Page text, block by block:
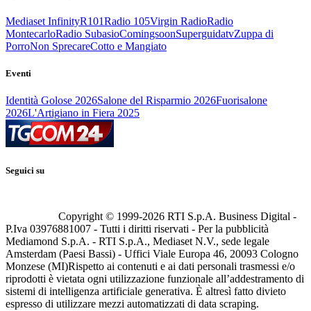
Mediaset InfinityR101Radio 105Virgin RadioRadio
MontecarloRadio SubasioComingsoonSuperguidatvZuppa di
PorroNon SprecareCotto e Mangiato
Eventi
Identità Golose 2026Salone del Risparmio 2026Fuorisalone
2026L'Artigiano in Fiera 2025
Seguici su
Copyright © 1999-2026 RTI S.p.A. Business Digital -
P.Iva 03976881007 - Tutti i diritti riservati - Per la pubblicità
Mediamond S.p.A. - RTI S.p.A., Mediaset N.V., sede legale
Amsterdam (Paesi Bassi) - Uffici Viale Europa 46, 20093 Cologno
Monzese (MI)Rispetto ai contenuti e ai dati personali trasmessi e/o
riprodotti è vietata ogni utilizzazione funzionale all’addestramento di
sistemi di intelligenza artificiale generativa. È altresì fatto divieto
espresso di utilizzare mezzi automatizzati di data scraping.